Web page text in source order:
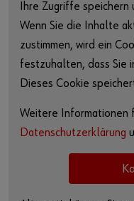
Data Center &
Service Management
Microsoft Dynamics ERP
Market
Workplace Solutions
Ihre Zugriffe speichern
Wenn Sie die Inhalte
zustimmen, wird ein
festzuhalten, dass Sie
Dieses Cookie
Weitere Informationen
Datenschutzerklärung